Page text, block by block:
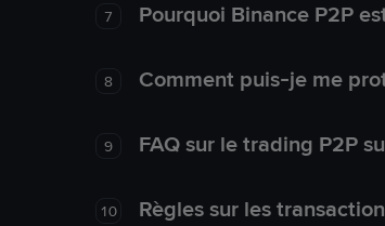
7 Pourquoi Binance P2P
8 Comment puis-je me
9 FAQ sur le trading P2P
10 Règles sur les